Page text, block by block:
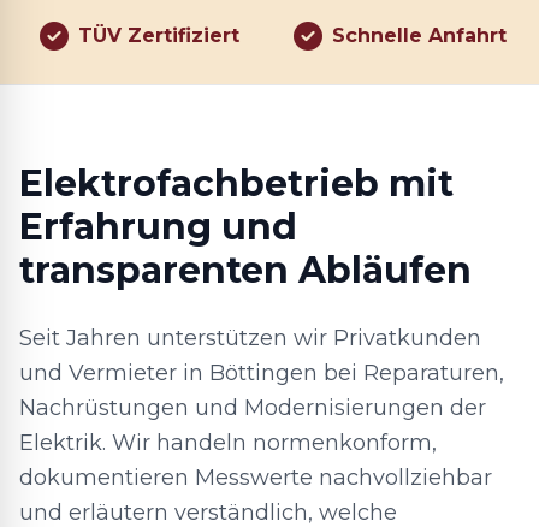
TÜV Zertifiziert Schnelle Anfahrt
Elektrofachbetrieb mit
Erfahrung und
transparenten Abläufen
Seit Jahren unterstützen wir Privatkunden
und Vermieter in Böttingen bei Reparaturen,
Nachrüstungen und Modernisierungen der
Elektrik. Wir handeln normenkonform,
dokumentieren Messwerte nachvollziehbar
und erläutern verständlich, welche